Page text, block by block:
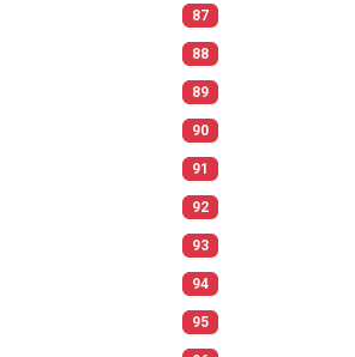
87
88
89
90
91
92
93
94
95